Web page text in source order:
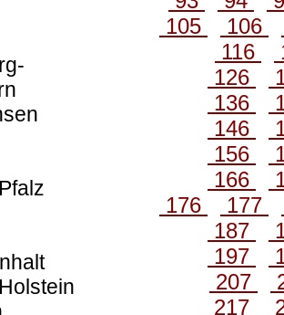
105
106
116
126
136
146
156
166
176
177
187
197
207
217